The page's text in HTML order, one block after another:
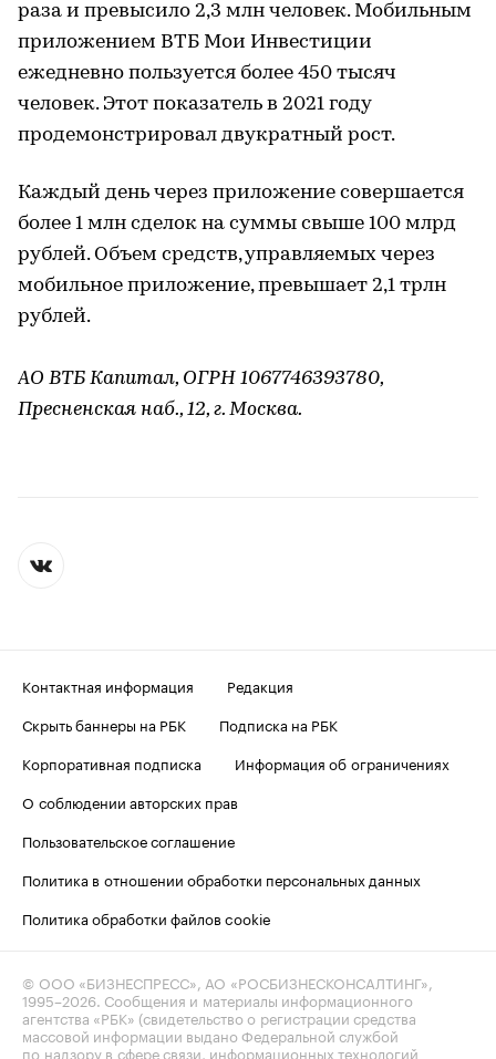
раза и превысило 2,3 млн человек. Мобильным
приложением ВТБ Мои Инвестиции
ежедневно пользуется более 450 тысяч
человек. Этот показатель в 2021 году
продемонстрировал двукратный рост.
Каждый день через приложение совершается
более 1 млн сделок на суммы свыше 100 млрд
рублей. Объем средств, управляемых через
мобильное приложение, превышает 2,1 трлн
рублей.
АО ВТБ Капитал, ОГРН 1067746393780,
Пресненская наб., 12, г. Москва.
Контактная информация
Редакция
Скрыть баннеры на РБК
Подписка на РБК
Корпоративная подписка
Информация об ограничениях
О соблюдении авторских прав
Пользовательское соглашение
Политика в отношении обработки персональных данных
Политика обработки файлов cookie
© ООО «БИЗНЕСПРЕСС», АО «РОСБИЗНЕСКОНСАЛТИНГ»,
1995–2026. Сообщения и материалы информационного
агентства «РБК» (свидетельство о регистрации средства
массовой информации выдано Федеральной службой
по надзору в сфере связи, информационных технологий